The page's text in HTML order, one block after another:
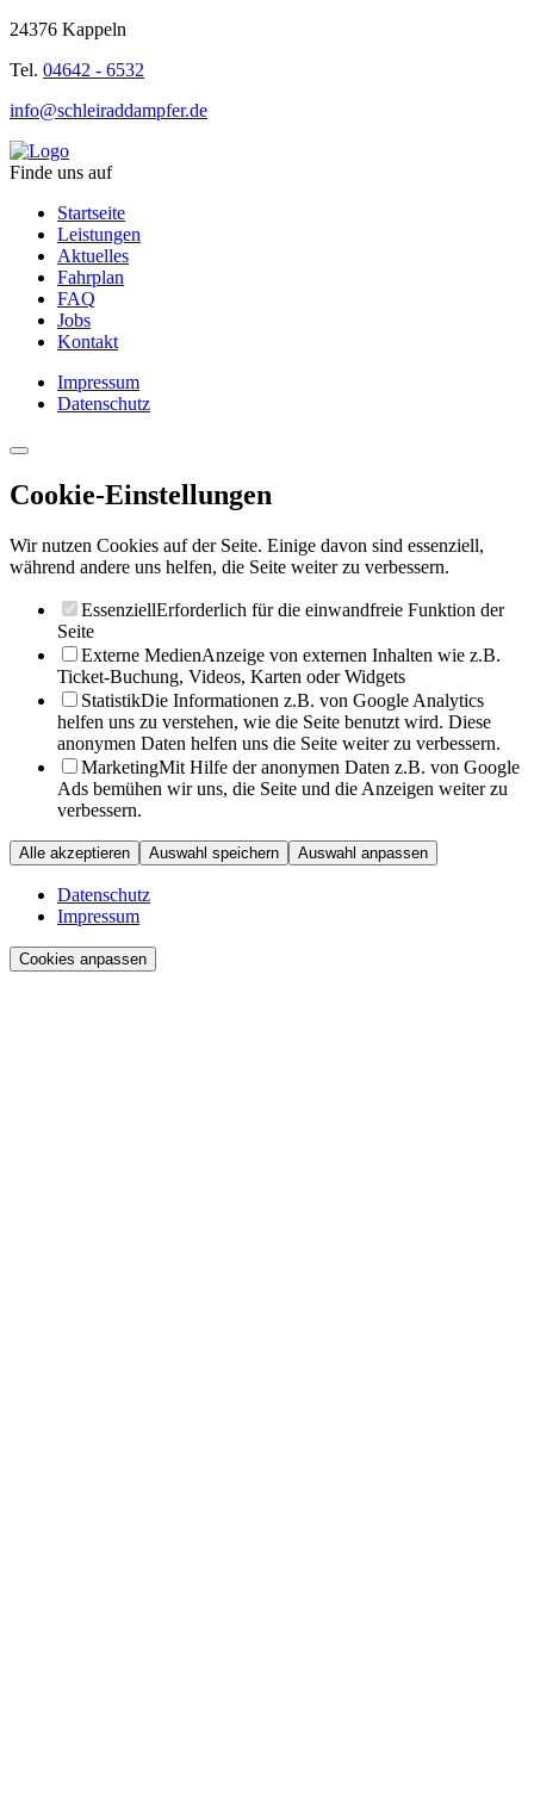
24376 Kappeln
Tel. 04642 - 6532
info@schleiraddampfer.de
Finde uns auf
Startseite
Leistungen
Aktuelles
Fahrplan
FAQ
Jobs
Kontakt
Impressum
Datenschutz
Cookie-Einstellungen
Wir nutzen Cookies auf der Seite. Einige davon sind essenziell,
während andere uns helfen, die Seite weiter zu verbessern.
EssenziellErforderlich für die einwandfreie Funktion der
Seite
Externe MedienAnzeige von externen Inhalten wie z.B.
Ticket-Buchung, Videos, Karten oder Widgets
StatistikDie Informationen z.B. von Google Analytics
helfen uns zu verstehen, wie die Seite benutzt wird. Diese
anonymen Daten helfen uns die Seite weiter zu verbessern.
MarketingMit Hilfe der anonymen Daten z.B. von Google
Ads bemühen wir uns, die Seite und die Anzeigen weiter zu
verbessern.
Alle akzeptieren Auswahl speichern Auswahl anpassen
Datenschutz
Impressum
Cookies anpassen